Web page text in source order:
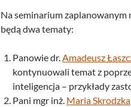
Na seminarium zaplanowanym
będą dwa tematy:
Panowie dr.Amadeusz
kontynuowali temat z
inteligencja – przykłady
Pani mgr inż. Maria Skrodzka